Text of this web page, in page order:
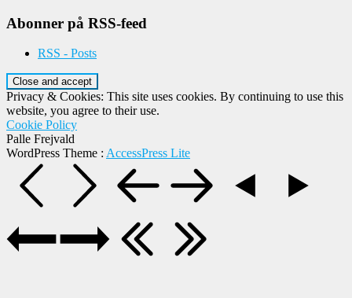
Abonner på RSS-feed
RSS - Posts
Privacy & Cookies: This site uses cookies. By continuing to use this
website, you agree to their use.
Cookie Policy
Palle Frejvald
WordPress Theme : AccessPress Lite